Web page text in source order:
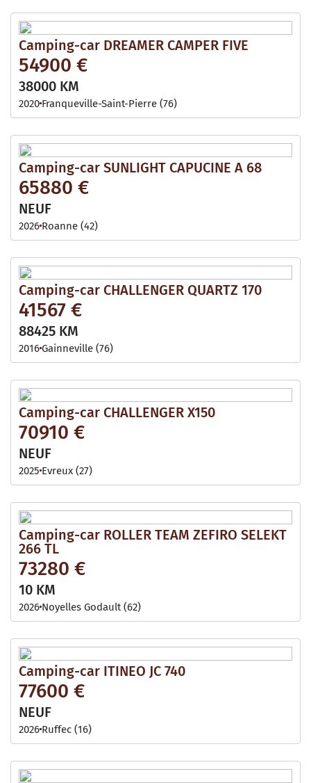
Camping-car DREAMER CAMPER FIVE
54900 €
38000 KM
2020 Franqueville-Saint-Pierre (76)
Camping-car SUNLIGHT CAPUCINE A 68
65880 €
NEUF
2026 Roanne (42)
Camping-car CHALLENGER QUARTZ 170
41567 €
88425 KM
2016Gainneville (76)
Camping-car CHALLENGER X150
70910 €
NEUF
2025 Evreux (27)
Camping-car ROLLER TEAM ZEFIRO SELEKT
266 TL
73280 €
10 KM
2026 Noyelles Godault (62)
Camping-car ITINEO JC 740
77600 €
NEUF
2026 Ruffec (16)